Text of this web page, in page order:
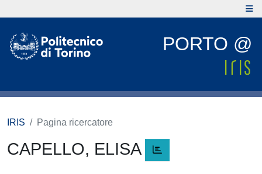
PORTO @
IRIS Pagina ricercatore
CAPELLO, ELISA